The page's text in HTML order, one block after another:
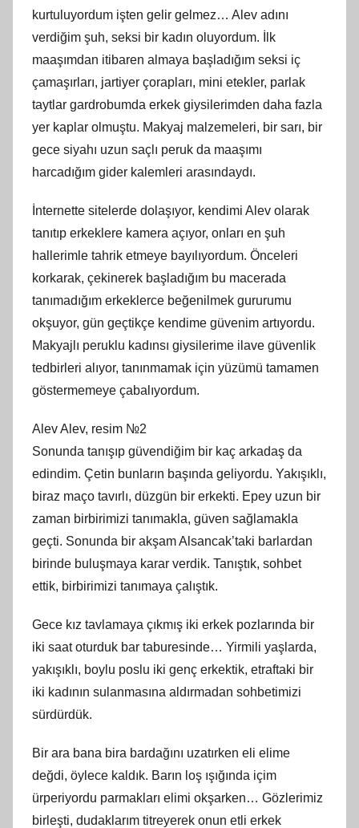
kurtuluyordum işten gelir gelmez… Alev adını
verdiğim şuh, seksi bir kadın oluyordum. İlk
maaşımdan itibaren almaya başladığım seksi iç
çamaşırları, jartiyer çorapları, mini etekler, parlak
taytlar gardrobumda erkek giysilerimden daha fazla
yer kaplar olmuştu. Makyaj malzemeleri, bir sarı, bir
gece siyahı uzun saçlı peruk da maaşımı
harcadığım gider kalemleri arasındaydı.
İnternette sitelerde dolaşıyor, kendimi Alev olarak
tanıtıp erkeklere kamera açıyor, onları en şuh
hallerimle tahrik etmeye bayılıyordum. Önceleri
korkarak, çekinerek başladığım bu macerada
tanımadığım erkeklerce beğenilmek gururumu
okşuyor, gün geçtikçe kendime güvenim artıyordu.
Makyajlı peruklu kadınsı giysilerime ilave güvenlik
tedbirleri alıyor, tanınmamak için yüzümü tamamen
göstermemeye çabalıyordum.
Alev Alev, resim №2
Sonunda tanışıp güvendiğim bir kaç arkadaş da
edindim. Çetin bunların başında geliyordu. Yakışıklı,
biraz maço tavırlı, düzgün bir erkekti. Epey uzun bir
zaman birbirimizi tanımakla, güven sağlamakla
geçti. Sonunda bir akşam Alsancak’taki barlardan
birinde buluşmaya karar verdik. Tanıştık, sohbet
ettik, birbirimizi tanımaya çalıştık.
Gece kız tavlamaya çıkmış iki erkek pozlarında bir
iki saat oturduk bar taburesinde… Yirmili yaşlarda,
yakışıklı, boylu poslu iki genç erkektik, etraftaki bir
iki kadının sulanmasına aldırmadan sohbetimizi
sürdürdük.
Bir ara bana bira bardağını uzatırken eli elime
değdi, öylece kaldık. Barın loş ışığında içim
ürperiyordu parmakları elimi okşarken… Gözlerimiz
birleşti, dudaklarım titreyerek onun etli erkek